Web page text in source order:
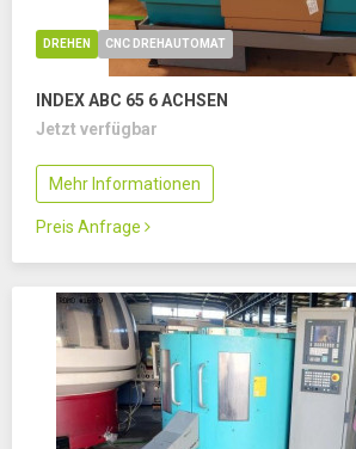
DREHEN CNC DREHAUTOMAT
INDEX ABC 65 6 ACHSEN
Jetzt verfügbar
Mehr Informationen
Preis Anfrage